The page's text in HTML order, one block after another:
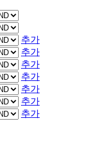
추가
추가
추가
추가
추가
추가
추가